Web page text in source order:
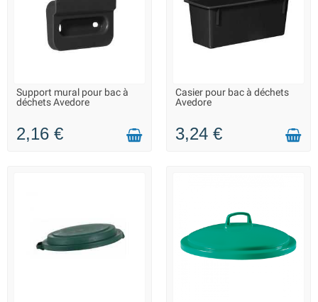
LIVRAISON 2 À 3 JOURS
Support mural pour bac à
déchets Avedore
2,16 €
LIVRAISON 2 À 3 JOURS
Casier pour bac à déchets
Avedore
3,24 €